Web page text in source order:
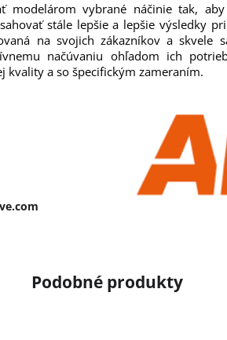
modelárom vybrané náčinie tak,
stále lepšie a lepšie výsledky
na svojich zákazníkov a skvele
načúvaniu ohľadom ich
kvality a so špecifickým zameraním.